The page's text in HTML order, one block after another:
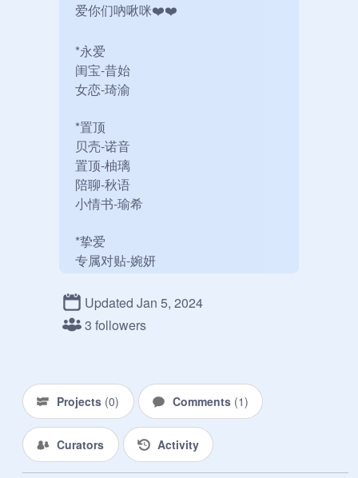
爱你们吶啾咪❤️❤️
*永爱
闺宝-昔始
女恋-琦渝
*置顶
贝壳-诺音
置顶-柚璃
陪聊-秋语
小情书-瑜希
*挚爱
专属对贴-婉妍
专属小笨蛋.依云
四人友誼-云秋昔
小乖乖-葵芫
甜心-雨诗
对貼-梦缠
姐妹-雪莹
Updated Jan 5, 2024
3 followers
Projects (0) Comments (1)
Curators Activity